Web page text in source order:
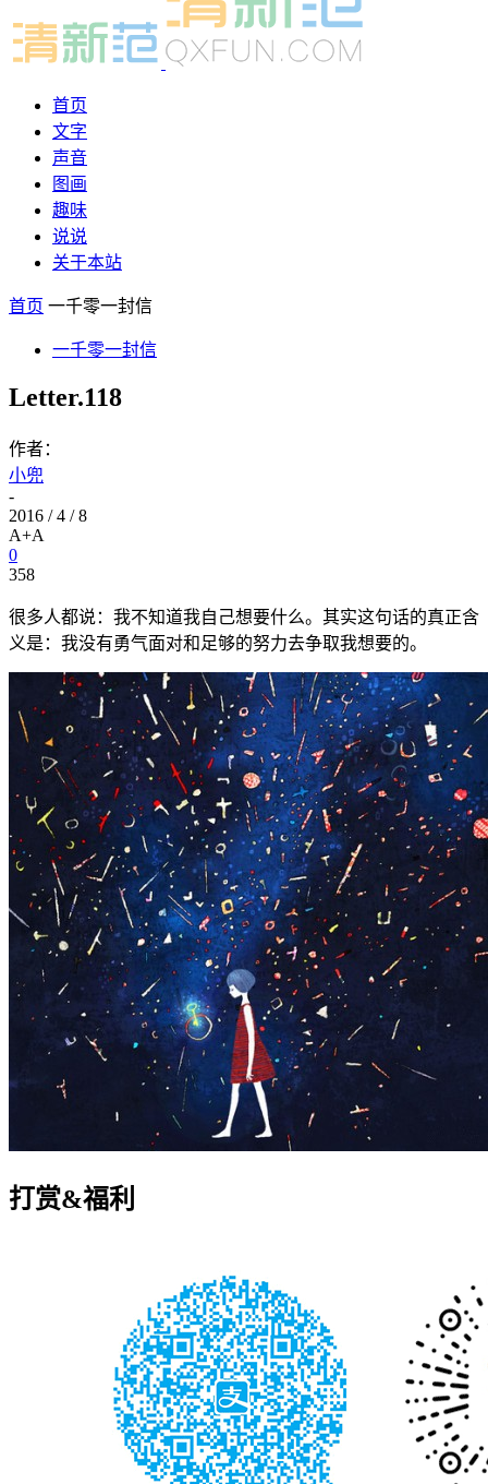
首页
文字
声音
图画
趣味
说说
关于本站
首页 一千零一封信
一千零一封信
Letter.118
作者：
小兜
-
2016 / 4 / 8
A+A
0
358
很多人都说：我不知道我自己想要什么。其实这句话的真正含
义是：我没有勇气面对和足够的努力去争取我想要的。
打赏&福利